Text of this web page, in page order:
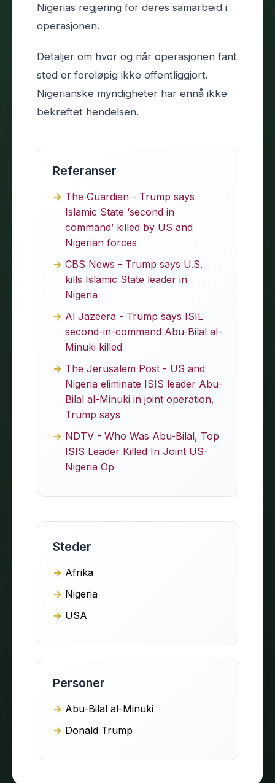
Nigerias regjering for deres samarbeid i
operasjonen.
Detaljer om hvor og når operasjonen fant
sted er foreløpig ikke offentliggjort.
Nigerianske myndigheter har ennå ikke
bekreftet hendelsen.
Referanser
The Guardian - Trump says
Islamic State ‘second in
command’ killed by US and
Nigerian forces
CBS News - Trump says U.S.
kills Islamic State leader in
Nigeria
Al Jazeera - Trump says ISIL
second-in-command Abu-Bilal al-
Minuki killed
The Jerusalem Post - US and
Nigeria eliminate ISIS leader Abu-
Bilal al-Minuki in joint operation,
Trump says
NDTV - Who Was Abu-Bilal, Top
ISIS Leader Killed In Joint US-
Nigeria Op
Steder
Afrika
Nigeria
USA
Personer
Abu-Bilal al-Minuki
Donald Trump